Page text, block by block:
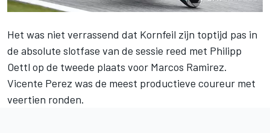
Het was niet verrassend dat Kornfeil zijn toptijd pas in
de absolute slotfase van de sessie reed met Philipp
Oettl op de tweede plaats voor Marcos Ramirez.
Vicente Perez was de meest productieve coureur met
veertien ronden.